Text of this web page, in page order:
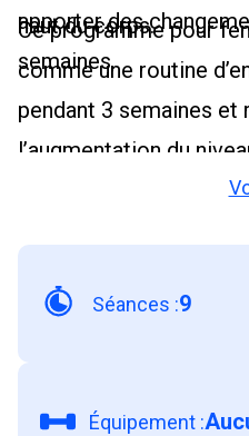
apporter des
semaines.
haut du corps.
Ce programme pour
comme une routine
pendant 3 semaines
l’augmentation du
paramètres. . Ne
9
Séances :
Équipement :